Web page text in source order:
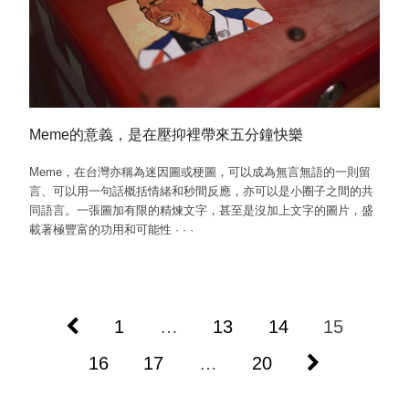
Meme的意義，是在壓抑裡帶來五分鐘快樂
Meme，在台灣亦稱為迷因圖或梗圖，可以成為無言無語的一則留
言、可以用一句話概括情緒和秒間反應，亦可以是小圈子之間的共
同語言。一張圖加有限的精煉文字，甚至是沒加上文字的圖片，盛
載著極豐富的功用和可能性 · · ·
1 … 13 14
15
16
17 … 20